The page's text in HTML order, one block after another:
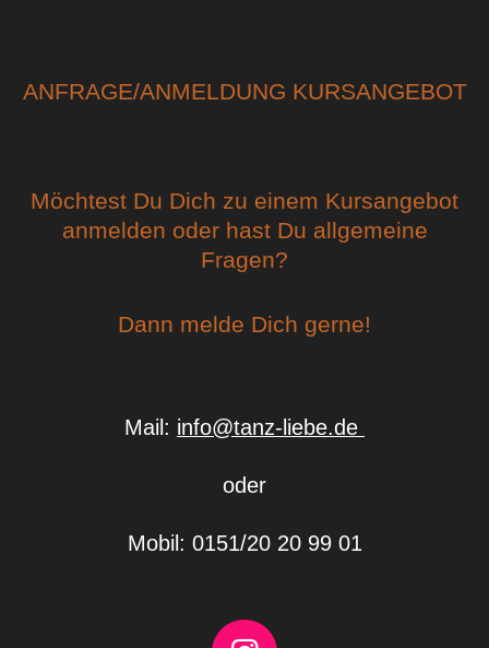
ANFRAGE/ANMELDUNG KURSANGEBOT
Möchtest Du Dich zu einem Kursangebot
anmelden oder hast Du allgemeine
Fragen?
Dann melde Dich gerne!
Mail: info@tanz-liebe.de
oder
Mobil: 0151/20 20 99 01